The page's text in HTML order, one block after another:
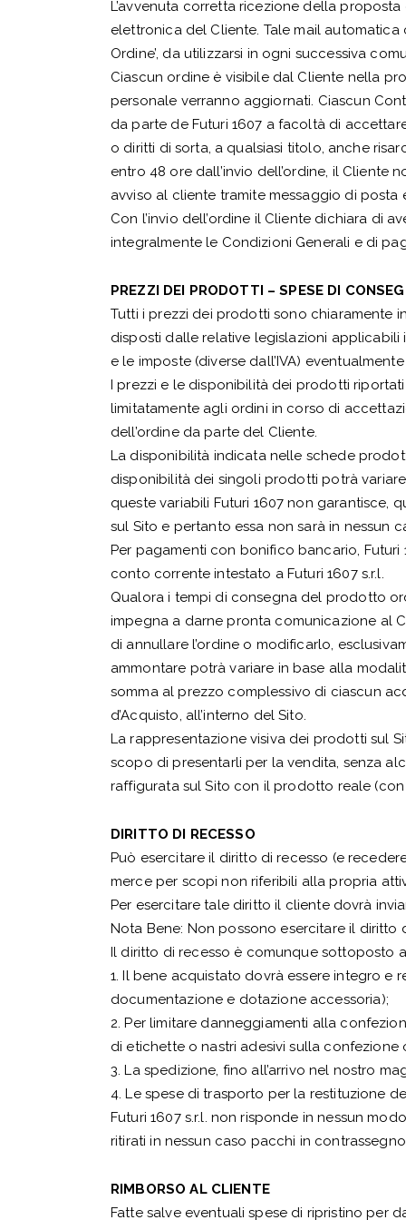
L’avvenuta corretta ricezione della
elettronica del Cliente. Tale mail
Ordine’, da utilizzarsi in ogni successiva
Ciascun ordine è visibile dal Cliente nella
personale verranno aggiornati. Ciascun
da parte de Futuri 1607 a facoltà di
o diritti di sorta, a qualsiasi titolo, anche
entro 48 ore dall’invio dell’ordine, il Cliente
avviso al cliente tramite messaggio di posta
Con l’invio dell’ordine il Cliente dichiara di
integralmente le Condizioni Generali e di
PREZZI DEI PRODOTTI – SPESE DI
Tutti i prezzi dei prodotti sono chiaramente
disposti dalle relative legislazioni
e le imposte (diverse dall’IVA)
I prezzi e le disponibilità dei prodotti
limitatamente agli ordini in corso di
dell’ordine da parte del Cliente.
La disponibilità indicata nelle schede
disponibilità dei singoli prodotti potrà
queste variabili Futuri 1607 non garantisce,
sul Sito e pertanto essa non sarà in nessun
Per pagamenti con bonifico bancario,
conto corrente intestato a Futuri 1607 s.r.l.
Qualora i tempi di consegna del prodotto
impegna a darne pronta comunicazione al
di annullare l’ordine o modificarlo,
ammontare potrà variare in base alla
somma al prezzo complessivo di ciascun
d’Acquisto, all’interno del Sito.
La rappresentazione visiva dei prodotti sul
scopo di presentarli per la vendita, senza
raffigurata sul Sito con il prodotto reale
DIRITTO DI RECESSO
Può esercitare il diritto di recesso (e
merce per scopi non riferibili alla propria
Per esercitare tale diritto il cliente dovrà
Nota Bene: Non possono esercitare il diritto
Il diritto di recesso è comunque sottoposto
1. Il bene acquistato dovrà essere integro
documentazione e dotazione accessoria);
2. Per limitare danneggiamenti alla
di etichette o nastri adesivi sulla
3. La spedizione, fino all’arrivo nel nostro
4. Le spese di trasporto per la restituzione
Futuri 1607 s.r.l. non risponde in nessun
ritirati in nessun caso pacchi in
RIMBORSO AL CLIENTE
Fatte salve eventuali spese di ripristino per